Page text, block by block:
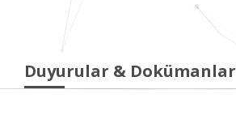
Duyurular & Dokümanlar